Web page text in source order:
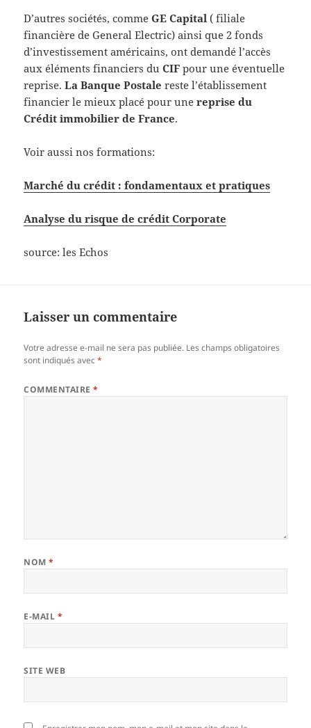
D’autres sociétés, commeGE Capital ( filiale
financière de General Electric) ainsi que 2 fonds
d’investissement américains, ont demandé l’accès
aux éléments financiers duCIF pour une éventuelle
reprise.La Banque Postale reste l’établissement
financier le mieux placé pour unereprise du
Crédit immobilier de France.
Voir aussi nos formations:
Marché du crédit : fondamentaux et pratiques
Analyse du risque de crédit Corporate
source: les Echos
Laisser un commentaire
Votre adresse e-mail ne sera pas publiée. Les champs obligatoires
sont indiqués avec*
COMMENTAIRE*
NOM*
E-MAIL *
SITE WEB